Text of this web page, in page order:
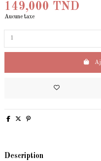
149,000 TND
Aucune taxe
Description